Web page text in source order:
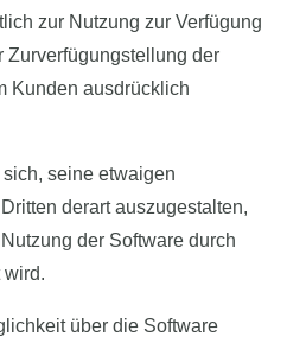
zur Nutzung zur Verfügung
Zurverfügungstellung der
Kunden ausdrücklich
seine etwaigen
derart auszugestalten,
der Software durch
wird.
über die Software